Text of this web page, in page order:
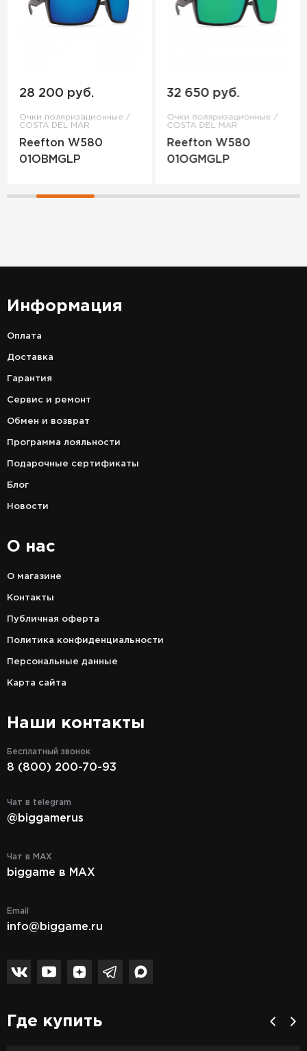
28 200 руб.
Очки поляризационные /
COSTA DEL MAR
Reefton W580
01OBMGLP
32 650 руб.
Очки поляризационные /
COSTA DEL MAR
Reefton W580
01OGMGLP
Информация
Оплата
Доставка
Гарантия
Сервис и ремонт
Обмен и возврат
Программа лояльности
Подарочные сертификаты
Блог
Новости
О нас
О магазине
Контакты
Публичная оферта
Политика конфиденциальности
Персональные данные
Карта сайта
Наши контакты
Бесплатный звонок
8 (800) 200-70-93
Чат в telegram
@biggamerus
Чат в MAX
biggame в MAX
Email
info@biggame.ru
Где купить